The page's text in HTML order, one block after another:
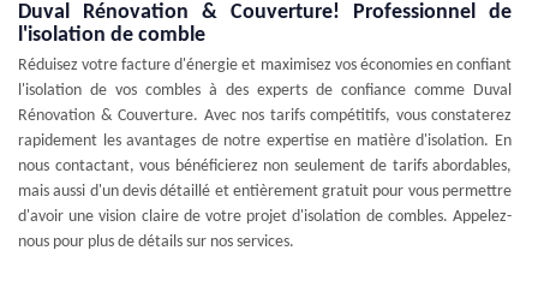
Duval Rénovation & Couverture! Professionnel de
l'isolation de comble
Réduisez votre facture d'énergie et maximisez vos économies en confiant
l'isolation de vos combles à des experts de confiance comme Duval
Rénovation & Couverture. Avec nos tarifs compétitifs, vous constaterez
rapidement les avantages de notre expertise en matière d'isolation. En
nous contactant, vous bénéficierez non seulement de tarifs abordables,
mais aussi d'un devis détaillé et entièrement gratuit pour vous permettre
d'avoir une vision claire de votre projet d'isolation de combles. Appelez-
nous pour plus de détails sur nos services.